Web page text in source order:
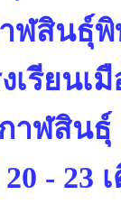
ฬสินธุ์พิ
เรียนเ
าฬสินธุ์
- 23